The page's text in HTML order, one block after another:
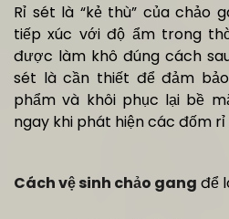
Rỉ sét là “kẻ thù” của chảo
tiếp xúc với độ ẩm trong
được làm khô đúng cách
sét là cần thiết để đảm
phẩm và khôi phục lại bề
ngay khi phát hiện các đốm rỉ
Cách vệ sinh chảo gang để